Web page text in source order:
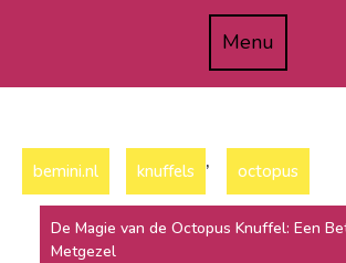
MenuMenu
bemini.nl knuffels , octopus
De Magie van de Octopus Knuffel: Een
Metgezel